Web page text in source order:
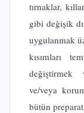
tırnaklar,
gibi değişik
uygulanmak
kısımları
değiştirmek
ve/veya
bütün